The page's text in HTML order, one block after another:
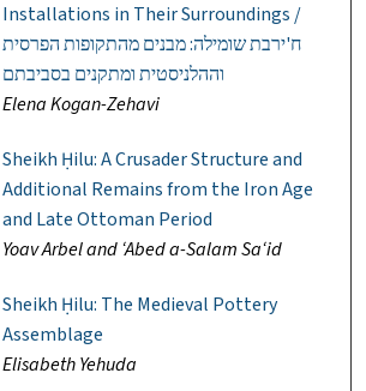
Installations in Their Surroundings /
ח'ירבת שומילה: מבנים מהתקופות הפרסית
וההלניסטית ומתקנים בסביבתם
Elena Kogan-Zehavi
Sheikh Ḥilu: A Crusader Structure and
Additional Remains from the Iron Age
and Late Ottoman Period
Yoav Arbel and ‘Abed a-Salam Sa‘id
Sheikh Ḥilu: The Medieval Pottery
Assemblage
Elisabeth Yehuda